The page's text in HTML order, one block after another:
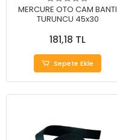
MERCURE OTO CAM BANTI
TURUNCU 45x30
181,18 TL
Sepete Ekle